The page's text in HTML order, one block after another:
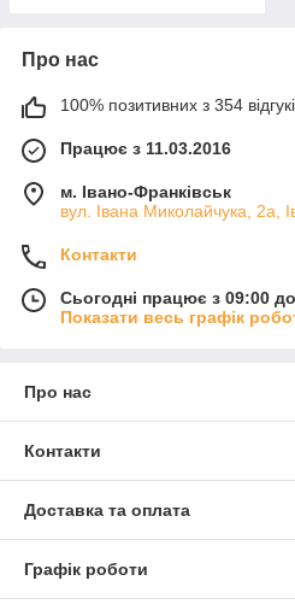
Про нас
100% позитивних з 354
Працює з 11.03.2016
м. Івано-Франківськ
вул. Івана Миколайчука, 2а,
Контакти
Сьогодні працює з 09:00
Показати весь графік
Про нас
Контакти
Доставка та оплата
Графік роботи